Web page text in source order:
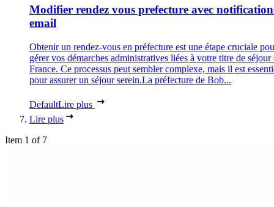
Modifier rendez vous prefecture avec
email
Obtenir un rendez-vous en préfecture est une étape cruciale
gérer vos démarches administratives liées à votre titre de séjour
France. Ce processus peut sembler complexe, mais il est
pour assurer un séjour serein.La préfecture de Bob...
DefaultLire plus
Lire plus
Item 1 of 7